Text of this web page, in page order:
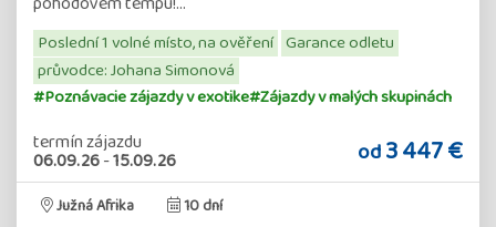
Poslední 1 volné místo, na ověření Garance odletu
průvodce: Johana Simonová
#Poznávacie zájazdy v exotike#Zájazdy v malých skupinách
termín zájazdu
06.09.26-15.09.26 od3 447 €
Južná Afrika 10 dní